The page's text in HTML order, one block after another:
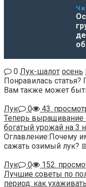
0 Лук-шалот осень
Понравилась статья?
Вам также может
Лук
0
43.
Теперь выращивание
богатый урожай на 3
Оглавление:Почему
сажать озимый лук?
Лук
0
152.
Лучшие советы по
период: как